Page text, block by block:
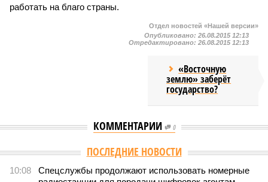
работать на благо страны.
Отдел новостей «Нашей версии»
Опубликовано: 26.08.2015 12:13
Отредактировано: 26.08.2015 12:13
«Восточную
землю» заберёт
государство?
КОММЕНТАРИИ 0
Версия //Конфликт // В нескольких станциях от уже сданного
«Сказочного леса» пайщики ЖК «Станция Л» продолжают ждать от
компании Capital Group начала реальной достройки